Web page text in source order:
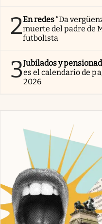
2En redes“Da
muerte del padre de
futbolista
3Jubilados y
es el calendario de
2026